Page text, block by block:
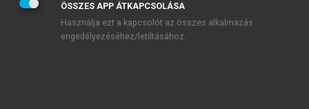
ÖSSZES APP ÁTKAPCSOLÁSA
Használja ezt a kapcsolót az összes alkalmazás
engedélyezéséhez/letiltásához.